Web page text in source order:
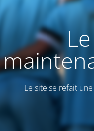
Le site se refait